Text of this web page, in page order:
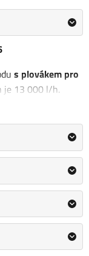
s plovákem pro
je 13 000 l/h.